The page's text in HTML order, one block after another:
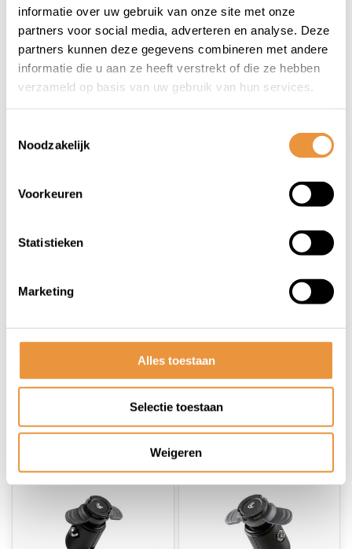
informatie over uw gebruik van onze site met onze
partners voor social media, adverteren en analyse. Deze
partners kunnen deze gegevens combineren met andere
informatie die u aan ze heeft verstrekt of die ze hebben
verzameld op basis van uw gebruik van hun services.
Noodzakelijk
Voorkeuren
Statistieken
Marketing
Alles toestaan
Selectie toestaan
Weigeren
Universal
Op voorraad
29,90
27,95
MaxOp voorraad
40,00
34,95
19,94
Telefoon adapter
fatbike
28,34
26,95